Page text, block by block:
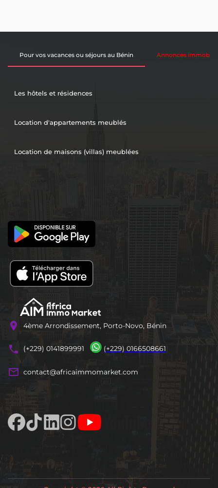
Pour vos vacances ou séjours au Bénin Annonces
Les hôtels et résidences
Location d'appartements meublés
Location de maisons (villas) meublées
location_on 4ème Arrondissement, Porto-Novo, Bénin
phones(+229) 0141899991 (+229) 0166508661
mail_outline contact@africaimmomarket.com